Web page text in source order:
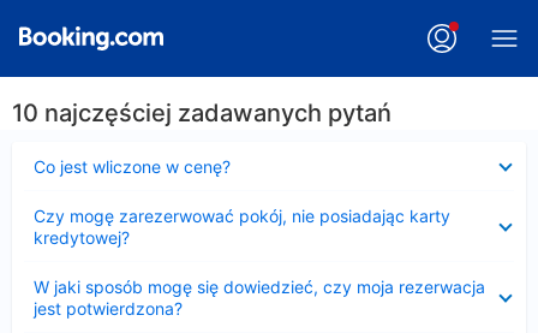
10 najczęściej zadawanych pytań
Co jest wliczone w cenę?
Czy mogę zarezerwować pokój, nie posiadając karty
kredytowej?
W jaki sposób mogę się dowiedzieć, czy moja rezerwacja
jest potwierdzona?